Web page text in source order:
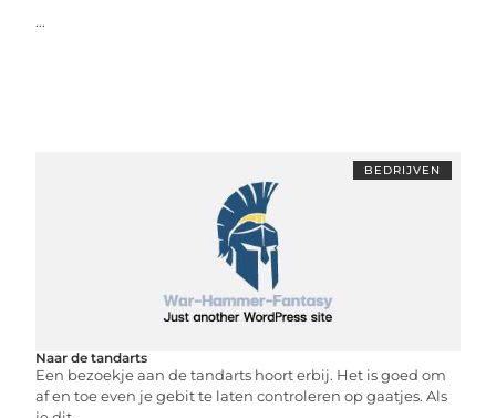
...
BEDRIJVEN
Naar de tandarts
Een bezoekje aan de tandarts hoort erbij. Het is goed om
af en toe even je gebit te laten controleren op gaatjes. Als